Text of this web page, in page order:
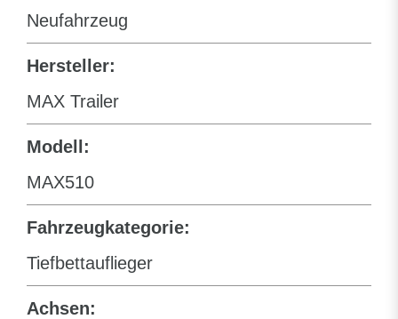
Neufahrzeug
Hersteller:
MAX Trailer
Modell:
MAX510
Fahrzeugkategorie:
Tiefbettauflieger
Achsen: